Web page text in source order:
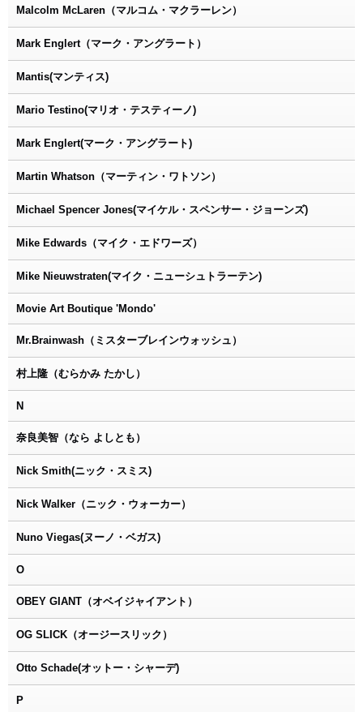
Malcolm McLaren（マルコム・マクラーレン）
Mark Englert（マーク・アングラート）
Mantis(マンティス)
Mario Testino(マリオ・テスティーノ)
Mark Englert(マーク・アングラート)
Martin Whatson（マーティン・ワトソン）
Michael Spencer Jones(マイケル・スペンサー・ジョーンズ)
Mike Edwards（マイク・エドワーズ）
Mike Nieuwstraten(マイク・ニューシュトラーテン)
Movie Art Boutique 'Mondo'
Mr.Brainwash（ミスターブレインウォッシュ）
村上隆（むらかみ たかし）
N
奈良美智（なら よしとも）
Nick Smith(ニック・スミス)
Nick Walker（ニック・ウォーカー）
Nuno Viegas(ヌーノ・ベガス)
O
OBEY GIANT（オベイジャイアント）
OG SLICK（オージースリック）
Otto Schade(オットー・シャーデ)
P